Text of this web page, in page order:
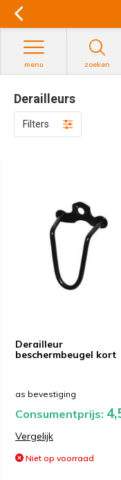
zoeken
menu
Derailleurs
Filters
Derailleur
beschermbeugel kort
as bevestiging
Consumentprijs:
Vergelijk
Niet op voorraad